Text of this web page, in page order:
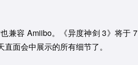
兼容 Amiibo。《异度神剑 3》将于 7
面会中展示的所有细节了。